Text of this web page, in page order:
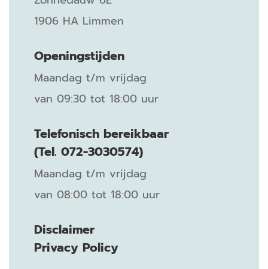
1906 HA Limmen
Openingstijden
Maandag t/m vrijdag
van 09:30 tot 18:00 uur
Telefonisch bereikbaar
(Tel. 072-3030574)
Maandag t/m vrijdag
van 08:00 tot 18:00 uur
Disclaimer
Privacy Policy